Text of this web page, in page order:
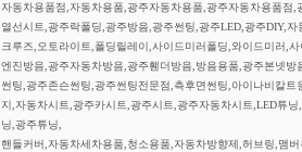
자동차용품점,자동차용품,광주자동차용품,광주자동차용품
열선시트,광주락폴딩,광주방음,광주썬팅,광주LED,광주DIY,
크루즈,오토라이트,폴딩릴레이,사이드미러폴딩,와이드미러,
엔진방음,광주자동차방음,광주휀더방음,방음용품,광주본넷
썬팅,광주존슨썬팅,광주썬팅전문점,측후면썬팅,아이나비칼
지,자동차시트,광주카시트,광주시트,광주자동차시트,LED튜
닝,광주튜닝,
핸들커버,자동차세차용품,청소용품,자동차방향제,허브링,맴